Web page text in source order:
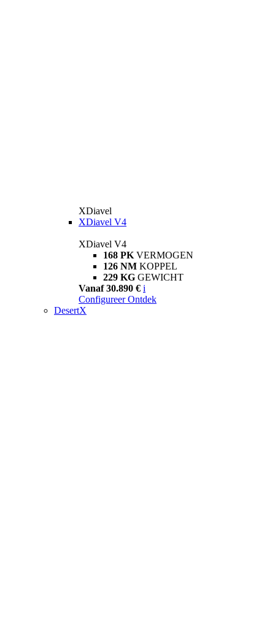
XDiavel
XDiavel V4
XDiavel V4
168 PK VERMOGEN
126 NM KOPPEL
229 KG GEWICHT
Vanaf 30.890 € i
Configureer Ontdek
DesertX